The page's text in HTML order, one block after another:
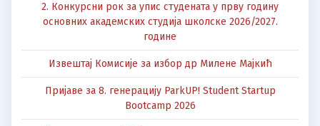
2. Конкурсни рок за упис студената у прву годину
основних академских студија школске 2026/2027.
године
Извештај Комисије за избор др Милене Мајкић
Пријаве за 8. генерацију ParkUP! Student Startup
Bootcamp 2026